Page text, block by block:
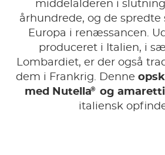
middelalderen i
århundrede, og de spredte
Europa i renæssancen.
produceret i Italien, i
Lombardiet, er der også
dem i Frankrig. Denne
med Nutella® og amaretti
italiensk